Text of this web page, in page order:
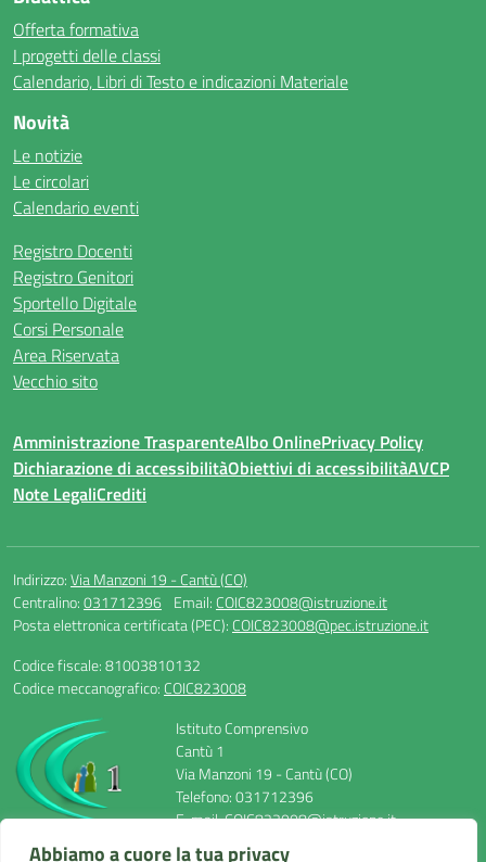
Abbiamo a cuore la tua privacy
Offerta formativa
I progetti delle classi
Calendario, Libri di Testo e indicazioni Materiale
Novità
Le notizie
Le circolari
Calendario eventi
Registro Docenti
Registro Genitori
Sportello Digitale
Corsi Personale
Area Riservata
Vecchio sito
Amministrazione TrasparenteAlbo OnlinePrivacy Policy
Dichiarazione di accessibilitàObiettivi di accessibilitàAVCP
Note LegaliCrediti
Indirizzo:Via Manzoni 19 - Cantù (CO)
Centralino:031712396 Email: COIC823008@istruzione.it
Posta elettronica certificata (PEC): COIC823008@pec.istruzione.it
Codice fiscale: 81003810132
Codice meccanografico: COIC823008
Istituto Comprensivo
Cantù 1
Via Manzoni 19 - Cantù (CO)
Telefono: 031712396
E-mail: COIC823008@istruzione.it
PEC: COIC823008@pec.istruzione.it